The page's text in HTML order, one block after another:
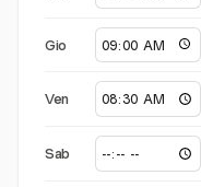
Gio
Ven
Sab